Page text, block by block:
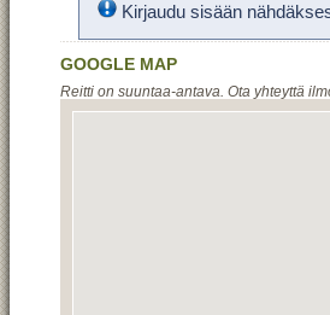
Kirjaudu sisään
GOOGLE MAP
Reitti on suuntaa-antava. Ota yhteyttä